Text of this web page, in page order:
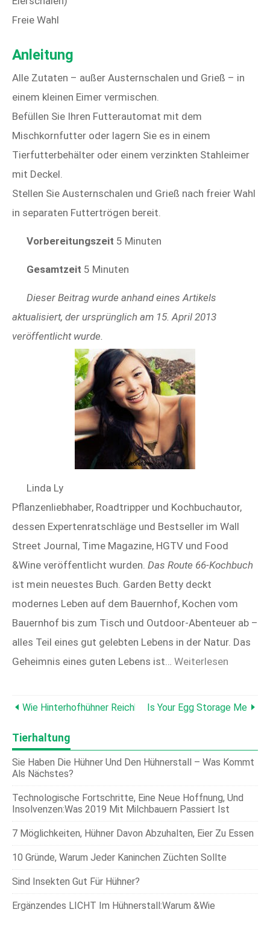
Freie Wahl
Anleitung
Alle Zutaten – außer Austernschalen und Grieß – in
einem kleinen Eimer vermischen.
Befüllen Sie Ihren Futterautomat mit dem
Mischkornfutter oder lagern Sie es in einem
Tierfutterbehälter oder einem verzinkten Stahleimer
mit Deckel.
Stellen Sie Austernschalen und Grieß nach freier Wahl
in separaten Futtertrögen bereit.
Vorbereitungszeit 5 Minuten
Gesamtzeit 5 Minuten
Dieser Beitrag wurde anhand eines Artikels
aktualisiert, der ursprünglich am 15. April 2013
veröffentlicht wurde.
Linda Ly
Pflanzenliebhaber, Roadtripper und Kochbuchautor,
dessen Expertenratschläge und Bestseller im Wall
Street Journal, Time Magazine, HGTV und Food
&Wine veröffentlicht wurden. Das Route 66-Kochbuch
ist mein neuestes Buch. Garden Betty deckt
modernes Leben auf dem Bauernhof, Kochen vom
Bauernhof bis zum Tisch und Outdoor-Abenteuer ab –
alles Teil eines gut gelebten Lebens in der Natur. Das
Geheimnis eines guten Lebens ist… Weiterlesen
Wie Hinterhofhühner Reichhaltiges, Orangefarbenes
Is Your Egg Storage Method
Tierhaltung
Sie Haben Die Hühner Und Den Hühnerstall – Was Kommt
Als Nächstes?
Technologische Fortschritte, Eine Neue Hoffnung, Und
Insolvenzen:Was 2019 Mit Milchbauern Passiert Ist
7 Möglichkeiten, Hühner Davon Abzuhalten, Eier Zu Essen
10 Gründe, Warum Jeder Kaninchen Züchten Sollte
Sind Insekten Gut Für Hühner?
Ergänzendes LICHT Im Hühnerstall:Warum &Wie